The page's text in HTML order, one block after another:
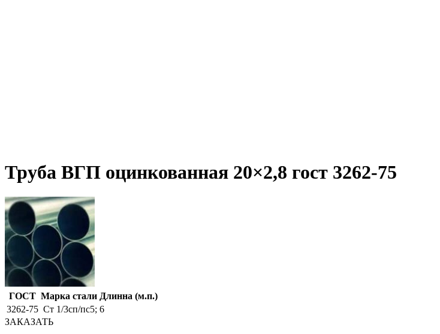
Труба ВГП оцинкованная 20×2,8 гост 3262-75
ГОСТ Марка стали Длинна (м.п.)
3262-75 Ст 1/3сп/пс5; 6
ЗАКАЗАТЬ